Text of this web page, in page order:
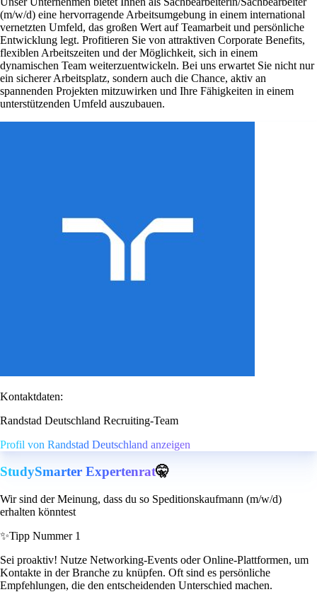
(m/w/d) eine hervorragende Arbeitsumgebung in einem international
vernetzten Umfeld, das großen Wert auf Teamarbeit und persönliche
Entwicklung legt. Profitieren Sie von attraktiven Corporate Benefits,
flexiblen Arbeitszeiten und der Möglichkeit, sich in einem
dynamischen Team weiterzuentwickeln. Bei uns erwartet Sie nicht nur
ein sicherer Arbeitsplatz, sondern auch die Chance, aktiv an
spannenden Projekten mitzuwirken und Ihre Fähigkeiten in einem
unterstützenden Umfeld auszubauen.
Kontaktdaten:
Randstad Deutschland Recruiting-Team
Profil von Randstad Deutschland anzeigen
StudySmarter Expertenrat🤫
Wir sind der Meinung, dass du so Speditionskaufmann (m/w/d)
erhalten könntest
✨Tipp Nummer 1
Sei proaktiv! Nutze Networking-Events oder Online-Plattformen, um
Kontakte in der Branche zu knüpfen. Oft sind es persönliche
Empfehlungen, die den entscheidenden Unterschied machen.